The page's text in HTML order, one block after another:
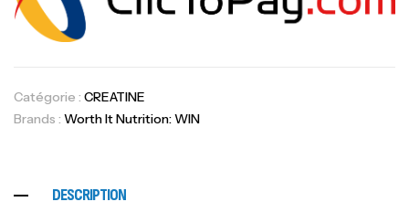
Catégorie : CREATINE
Brands : Worth It Nutrition: WIN
DESCRIPTION